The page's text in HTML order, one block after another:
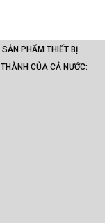
PHẨM THIẾT BỊ
CỦA CẢ NƯỚC: